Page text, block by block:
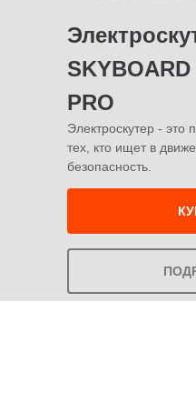
PRO
Электроскутер - это
тех, кто ищет в
безопасность.